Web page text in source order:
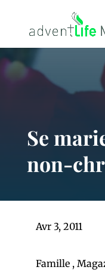
Se
non-
Avr 3, 2011
Famille,